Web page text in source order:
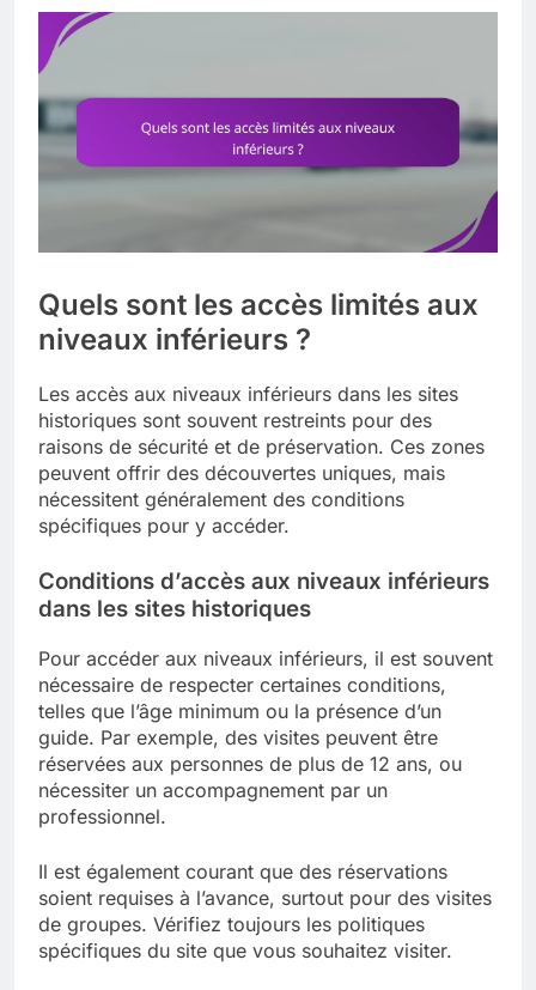
Quels sont les accès limités aux
niveaux inférieurs ?
Les accès aux niveaux inférieurs dans les sites
historiques sont souvent restreints pour des
raisons de sécurité et de préservation. Ces zones
peuvent offrir des découvertes uniques, mais
nécessitent généralement des conditions
spécifiques pour y accéder.
Conditions d’accès aux niveaux inférieurs
dans les sites historiques
Pour accéder aux niveaux inférieurs, il est souvent
nécessaire de respecter certaines conditions,
telles que l’âge minimum ou la présence d’un
guide. Par exemple, des visites peuvent être
réservées aux personnes de plus de 12 ans, ou
nécessiter un accompagnement par un
professionnel.
Il est également courant que des réservations
soient requises à l’avance, surtout pour des visites
de groupes. Vérifiez toujours les politiques
spécifiques du site que vous souhaitez visiter.